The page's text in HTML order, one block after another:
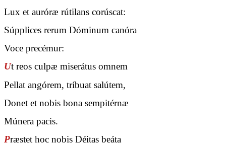
Lux et auróræ rútilans corúscat:
Súpplices rerum Dóminum canóra
Voce precémur:
Ut reos culpæ miserátus omnem
Pellat angórem, tríbuat salútem,
Donet et nobis bona sempitérnæ
Múnera pacis.
Præstet hoc nobis Déitas beáta